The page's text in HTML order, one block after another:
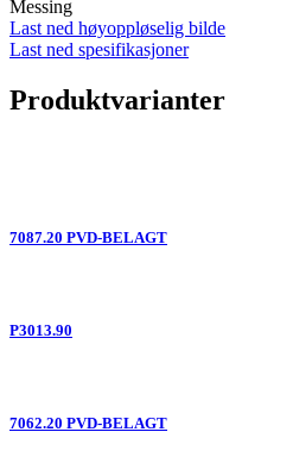
Messing
Last ned høyoppløselig bilde
Last ned spesifikasjoner
Produktvarianter
7087.20 PVD-BELAGT
P3013.90
7062.20 PVD-BELAGT